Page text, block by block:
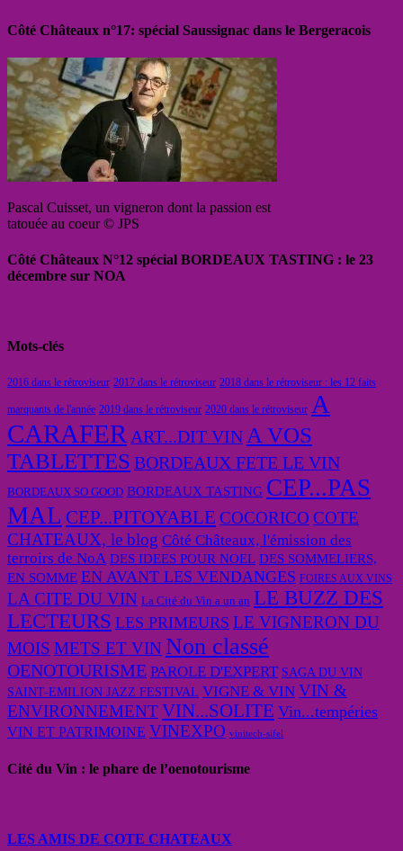
Côté Châteaux n°17: spécial Saussignac dans le Bergeracois
Pascal Cuisset, un vigneron dont la passion est
tatouée au coeur © JPS
Côté Châteaux N°12 spécial BORDEAUX TASTING : le 23
décembre sur NOA
Mots-clés
2016 dans le rétroviseur 2017 dans le rétroviseur 2018 dans le rétroviseur : les 12 faits
marquants de l'année 2019 dans le rétroviseur 2020 dans le rétroviseur A
CARAFER ART...DIT VIN A VOS
TABLETTES BORDEAUX FETE LE VIN
BORDEAUX SO GOOD BORDEAUX TASTING CEP...PAS
MAL CEP...PITOYABLE COCORICO COTE
CHATEAUX, le blog Côté Châteaux, l'émission des
terroirs de NoA DES IDEES POUR NOEL DES SOMMELIERS,
EN SOMME EN AVANT LES VENDANGES FOIRES AUX VINS
LA CITE DU VIN La Cité du Vin a un an LE BUZZ DES
LECTEURS LES PRIMEURS LE VIGNERON DU
MOIS METS ET VIN Non classé
OENOTOURISME PAROLE D'EXPERT SAGA DU VIN
SAINT-EMILION JAZZ FESTIVAL VIGNE & VIN VIN &
ENVIRONNEMENTVIN...SOLITE Vin...tempéries
VIN ET PATRIMOINE VINEXPO vinitech-sifel
Cité du Vin : le phare de l’oenotourisme
LES AMIS DE COTE CHATEAUX